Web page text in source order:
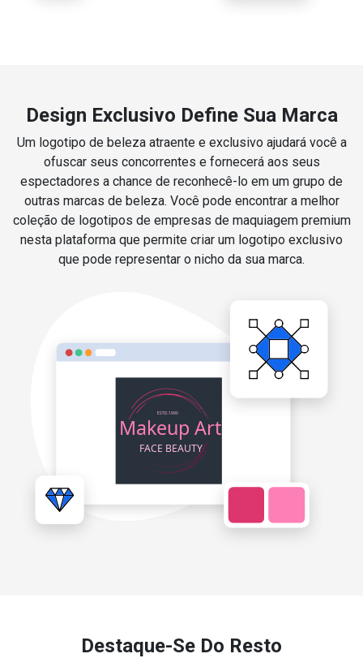
Design Exclusivo Define Sua Marca
Um logotipo de beleza atraente e exclusivo ajudará você a
ofuscar seus concorrentes e fornecerá aos seus
espectadores a chance de reconhecê-lo em um grupo de
outras marcas de beleza. Você pode encontrar a melhor
coleção de logotipos de empresas de maquiagem premium
nesta plataforma que permite criar um logotipo exclusivo
que pode representar o nicho da sua marca.
Destaque-Se Do Resto